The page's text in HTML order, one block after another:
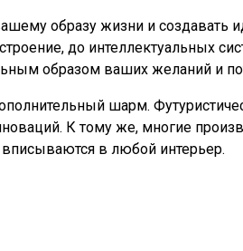
образу жизни и создавать
до интеллектуальных
образом ваших желаний и
шарм.
К тому же, многие
в любой интерьер.